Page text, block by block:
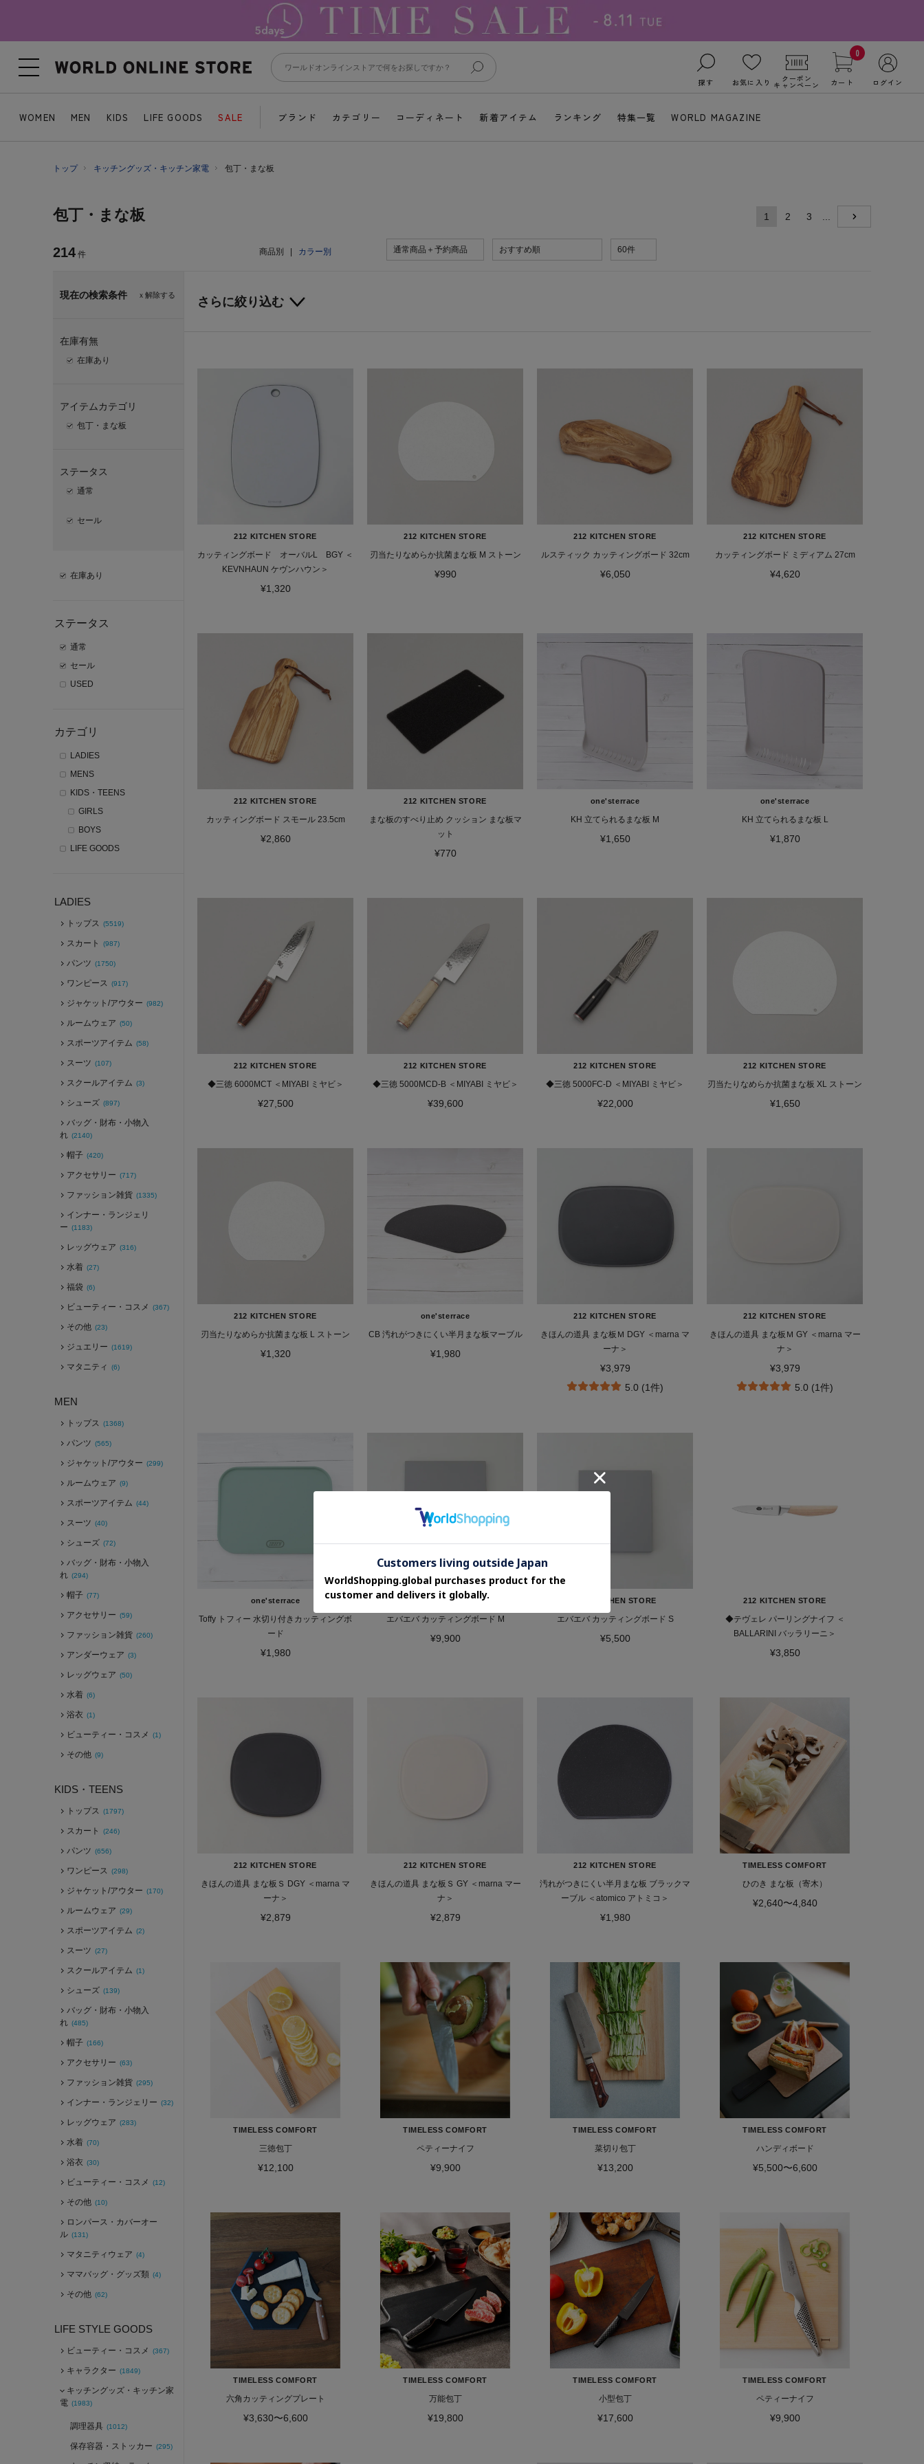
探す お気に入り クーポン
キャンペーン
0
カート ログイン
WOMEN MEN KIDS LIFE GOODS SALE ブランド カテゴリー コーディネート 新着アイテム ランキング 特集一覧 WORLD MAGAZINE
トップ キッチングッズ・キッチン家電 包丁・まな板
包丁・まな板
214 件 商品別 カラー別 通常商品＋予約商品 おすすめ順 60件
1 2 3
ｘ解除する
現在の検索条件
在庫有無
在庫あり
アイテムカテゴリ
包丁・まな板
ステータス
通常
セール
在庫あり
ステータス
通常
セール
USED
カテゴリ
LADIES
MENS
KIDS・TEENS
GIRLS
BOYS
LIFE GOODS
LADIES
トップス (5519)
スカート (987)
パンツ (1750)
ワンピース (917)
ジャケット/アウター (982)
ルームウェア (50)
スポーツアイテム (58)
スーツ (107)
スクールアイテム (3)
シューズ (897)
バッグ・財布・小物入
れ (2140)
帽子 (420)
アクセサリー (717)
ファッション雑貨 (1335)
インナー・ランジェリ
ー (1183)
レッグウェア (316)
水着 (27)
福袋 (6)
ビューティー・コスメ (367)
その他 (23)
ジュエリー (1619)
マタニティ (6)
MEN
トップス (1368)
パンツ (565)
ジャケット/アウター (299)
ルームウェア (9)
スポーツアイテム (44)
スーツ (40)
シューズ (72)
バッグ・財布・小物入
れ (294)
帽子 (77)
アクセサリー (59)
ファッション雑貨 (260)
アンダーウェア (3)
レッグウェア (50)
水着 (6)
浴衣 (1)
ビューティー・コスメ (1)
その他 (9)
KIDS・TEENS
トップス (1797)
スカート (246)
パンツ (656)
ワンピース (298)
ジャケット/アウター (170)
ルームウェア (29)
スポーツアイテム (2)
スーツ (27)
スクールアイテム (1)
シューズ (139)
バッグ・財布・小物入
れ (485)
帽子 (166)
アクセサリー (63)
ファッション雑貨 (295)
インナー・ランジェリー (32)
レッグウェア (283)
水着 (70)
浴衣 (30)
ビューティー・コスメ (12)
その他 (10)
ロンパース・カバーオー
ル (131)
マタニティウェア (4)
ママバッグ・グッズ類 (4)
その他 (62)
LIFE STYLE GOODS
ビューティー・コスメ (367)
キャラクター (1849)
キッチングッズ・キッチン家
電 (1983)
調理器具 (1012)
保存容器・ストッカー (295)
さらに絞り込む
212 KITCHEN STORE
カッティングボード オーバルL BGY ＜
KEVNHAUN ケヴンハウン＞
¥1,320
212 KITCHEN STORE
刃当たりなめらか抗菌まな板 M ストーン
¥990
212 KITCHEN STORE
ルスティック カッティングボード 32cm
¥6,050
212 KITCHEN STORE
カッティングボード ミディアム 27cm
¥4,620
212 KITCHEN STORE
カッティングボード スモール 23.5cm
¥2,860
212 KITCHEN STORE
まな板のすべり止め クッション まな板マ
ット
¥770
one'sterrace
KH 立てられるまな板 M
¥1,650
one'sterrace
KH 立てられるまな板 L
¥1,870
212 KITCHEN STORE
◆三徳 6000MCT ＜MIYABI ミヤビ＞
¥27,500
212 KITCHEN STORE
◆三徳 5000MCD-B ＜MIYABI ミヤビ＞
¥39,600
212 KITCHEN STORE
◆三徳 5000FC-D ＜MIYABI ミヤビ＞
¥22,000
212 KITCHEN STORE
刃当たりなめらか抗菌まな板 XL ストーン
¥1,650
212 KITCHEN STORE
刃当たりなめらか抗菌まな板 L ストーン
¥1,320
one'sterrace
CB 汚れがつきにくい半月まな板マーブル
¥1,980
212 KITCHEN STORE
きほんの道具 まな板Ｍ DGY ＜marna マ
ーナ＞
¥3,979
5.0 (1件)
212 KITCHEN STORE
きほんの道具 まな板Ｍ GY ＜marna マー
ナ＞
¥3,979
5.0 (1件)
one'sterrace
Toffy トフィー 水切り付きカッティングボ
ード
¥1,980
212 KITCHEN STORE
エバエバ カッティングボード M
¥9,900
212 KITCHEN STORE
エバエバ カッティングボード S
¥5,500
212 KITCHEN STORE
◆テヴェレ パーリングナイフ ＜
BALLARINI バッラリーニ＞
¥3,850
212 KITCHEN STORE
きほんの道具 まな板Ｓ DGY ＜marna マ
ーナ＞
¥2,879
212 KITCHEN STORE
きほんの道具 まな板Ｓ GY ＜marna マー
ナ＞
¥2,879
212 KITCHEN STORE
汚れがつきにくい半月まな板 ブラックマ
ーブル ＜atomico アトミコ＞
¥1,980
TIMELESS COMFORT
ひのき まな板（寄木）
¥2,640〜4,840
TIMELESS COMFORT
三徳包丁
¥12,100
TIMELESS COMFORT
ペティーナイフ
¥9,900
TIMELESS COMFORT
菜切り包丁
¥13,200
TIMELESS COMFORT
ハンディボード
¥5,500〜6,600
TIMELESS COMFORT
六角カッティングプレート
¥3,630〜6,600
TIMELESS COMFORT
万能包丁
¥19,800
TIMELESS COMFORT
小型包丁
¥17,600
TIMELESS COMFORT
ペティーナイフ
¥9,900